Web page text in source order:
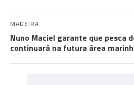
MADEIRA
Nuno Maciel garante que pesca
continuará na futura área